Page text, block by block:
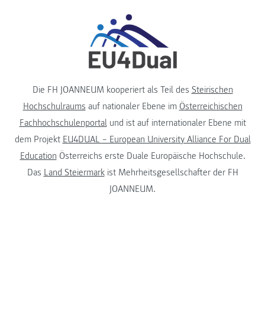
Die FH JOANNEUM kooperiert als Teil des Steirischen
Hochschulraums auf nationaler Ebene im Österreichischen
Fachhochschulenportalund ist auf internationaler Ebene mit
dem Projekt EU4DUAL – European University Alliance For Dual
Education Österreichs erste Duale Europäische Hochschule.
Das Land Steiermarkist Mehrheitsgesellschafter der FH
JOANNEUM.